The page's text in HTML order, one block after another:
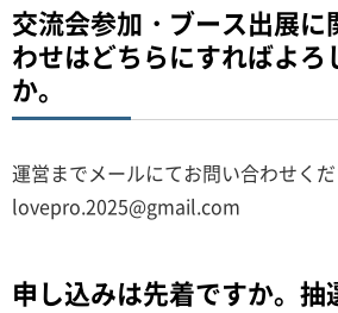
交流会参加・ブース出展に
わせはどちらにすればよろ
か。
運営までメールにてお問い合わせく
lovepro.2025@gmail.com
申し込みは先着ですか。抽